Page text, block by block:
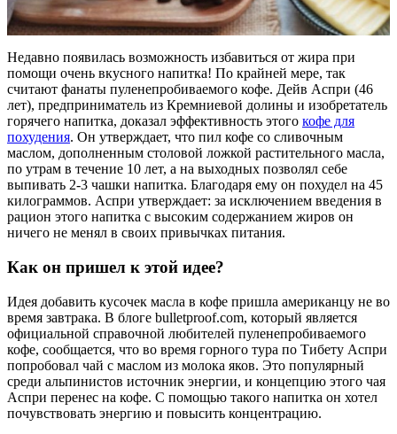
Недавно появилась возможность избавиться от жира при
помощи очень вкусного напитка! По крайней мере, так
считают фанаты пуленепробиваемого кофе. Дейв Аспри (46
лет), предприниматель из Кремниевой долины и изобретатель
горячего напитка, доказал эффективность этого кофе для
похудения. Он утверждает, что пил кофе со сливочным
маслом, дополненным столовой ложкой растительного масла,
по утрам в течение 10 лет, а на выходных позволял себе
выпивать 2-3 чашки напитка. Благодаря ему он похудел на 45
килограммов. Аспри утверждает: за исключением введения в
рацион этого напитка с высоким содержанием жиров он
ничего не менял в своих привычках питания.
Как он пришел к этой идее?
Идея добавить кусочек масла в кофе пришла американцу не во
время завтрака. В блоге bulletproof.com, который является
официальной справочной любителей пуленепробиваемого
кофе, сообщается, что во время горного тура по Тибету Аспри
попробовал чай с маслом из молока яков. Это популярный
среди альпинистов источник энергии, и концепцию этого чая
Аспри перенес на кофе. С помощью такого напитка он хотел
почувствовать энергию и повысить концентрацию.